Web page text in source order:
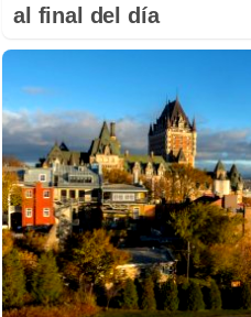
al final del día